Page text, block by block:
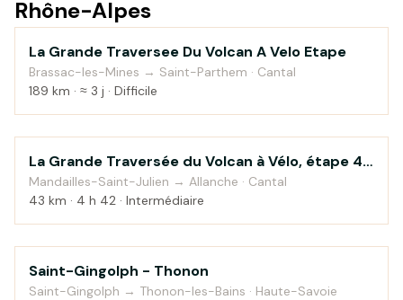
Rhône-Alpes
Montagne
La Grande Traversee Du Volcan A Velo Etape
Brassac-les-Mines → Saint-Parthem · Cantal
189 km · ≈ 3 j · Difficile
Montagne
La Grande Traversée du Volcan à Vélo, étape 4,
Mandailles-Saint-Julien / Allanche
Mandailles-Saint-Julien → Allanche · Cantal
43 km · 4 h 42 · Intermédiaire
Campagne
Saint-Gingolph - Thonon
Saint-Gingolph → Thonon-les-Bains · Haute-Savoie